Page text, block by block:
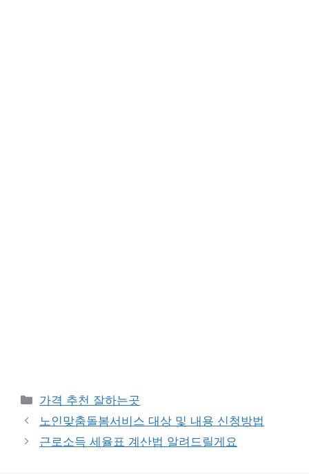
카
테
리
가격 추천 잘하는곳
노인맞춤돌봄서비스 대상 및 내용 신청방법
근로소득 세율표 계산법 알려드릴게요